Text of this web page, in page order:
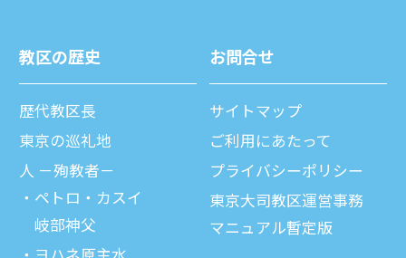
教区の歴史
歴代教区⻑
東京の巡礼地
⼈ －殉教者－
ペトロ・カスイ
岐部神父
お問合せ
サイトマップ
ご利⽤にあたって
プライバシーポリシー
東京大司教区運営事務
マニュアル暫定版